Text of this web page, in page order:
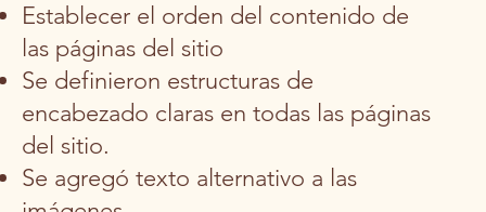
Establecer el orden del contenido de
las páginas del sitio
Se definieron estructuras de
encabezado claras en todas las páginas
del sitio.
Se agregó texto alternativo a las